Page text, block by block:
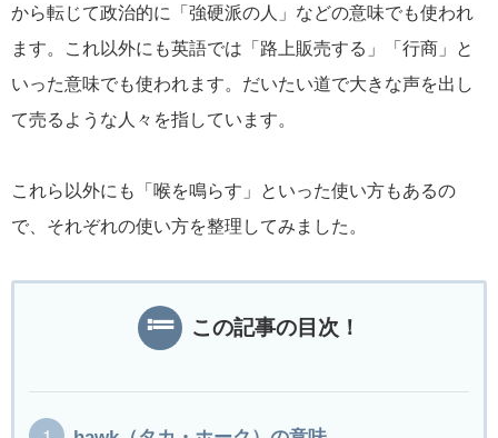
から転じて政治的に「強硬派の人」などの意味でも使われ
ます。これ以外にも英語では「路上販売する」「行商」と
いった意味でも使われます。だいたい道で大きな声を出し
て売るような人々を指しています。
これら以外にも「喉を鳴らす」といった使い方もあるの
で、それぞれの使い方を整理してみました。
この記事の目次！